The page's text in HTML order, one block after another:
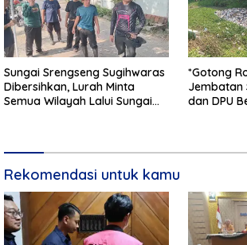
Sungai Srengseng Sugihwaras
Dibersihkan, Lurah Minta
Semua Wilayah Lalui Sungai
*Gotong
Jembatan
dan DPU
Rekomendasi untuk kamu